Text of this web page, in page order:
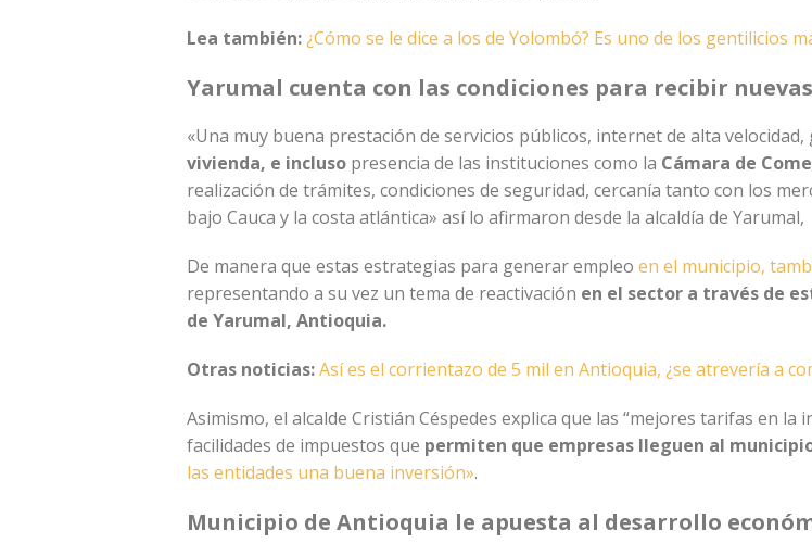
Lea también: ¿Cómo se le dice a los de Yolombó? Es uno de los gentilicios
Yarumal cuenta con las condiciones para recibir
«Una muy buena prestación de servicios públicos, internet de alta
vivienda, e incluso presencia de las instituciones como la Cámara de
realización de trámites, condiciones de seguridad, cercanía tanto con los
bajo Cauca y la costa atlántica» así lo afirmaron desde la alcaldía de Yarumal,
De manera que estas estrategias para generar empleo en el municipio,
representando a su vez un tema de reactivación en el sector a través de
de Yarumal, Antioquia.
Otras noticias:Así es el corrientazo de 5 mil en Antioquia, ¿se atrevería a
Asimismo, el alcalde Cristián Céspedes explica que las “mejores tarifas en
facilidades de impuestos que permiten que empresas lleguen al
las entidades una buena inversión».
Municipio de Antioquia le apuesta al desarrollo